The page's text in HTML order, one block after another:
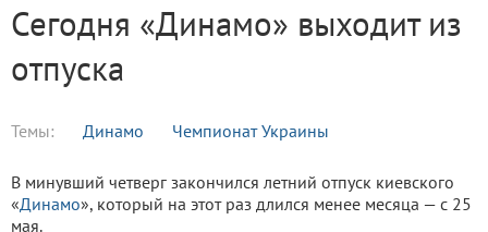
Сегодня «Динамо» выходит из
отпуска
Темы: Динамо Чемпионат Украины
В минувший четверг закончился летний отпуск киевского
«Динамо», который на этот раз длился менее месяца — с 25
мая.